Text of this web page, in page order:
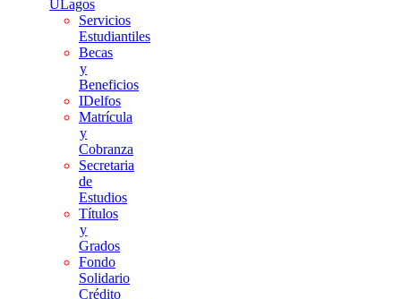
ULagos
Servicios
Estudiantiles
Becas
y
Beneficios
IDelfos
Matrícula
y
Cobranza
Secretaria
de
Estudios
Títulos
y
Grados
Fondo
Solidario
Crédito